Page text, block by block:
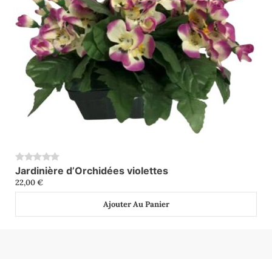
0
Jardinière d’Orchidées violettes
22,00€
Ajouter Au Panier